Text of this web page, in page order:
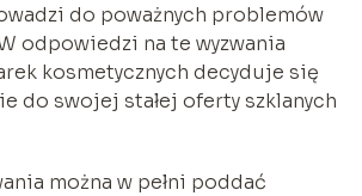
do poważnych problemów
odpowiedzi na te wyzwania
kosmetycznych decyduje się
do swojej stałej oferty szklanych
można w pełni poddać